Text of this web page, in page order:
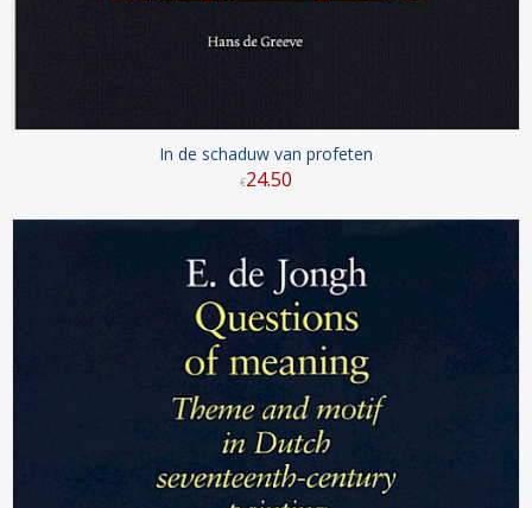
In de schaduw van profeten
€24.50